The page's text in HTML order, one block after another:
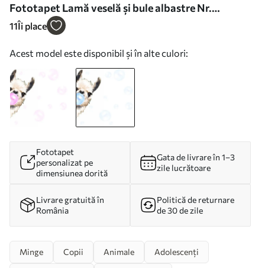
Fototapet Lamă veselă și bule albastre Nr.
u98952v1
11Îi place
Acest model este disponibil și în alte culori:
Fototapet
personalizat pe
dimensiunea dorită
Gata de livrare în 1–3
zile lucrătoare
Livrare gratuită în
România
Politică de returnare
de 30 de zile
Minge Copii Animale Adolescenți